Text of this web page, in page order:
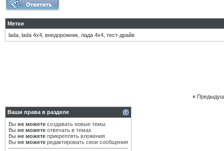
Метки
lada lada 4x4 внедорожник лада 4х4 тест-драйв
«
Ваши права в разделе
Вы не можете создавать новые темы
Вы не можете отвечать в темах
Вы не можете прикреплять вложения
Вы не можете редактировать свои сообщения